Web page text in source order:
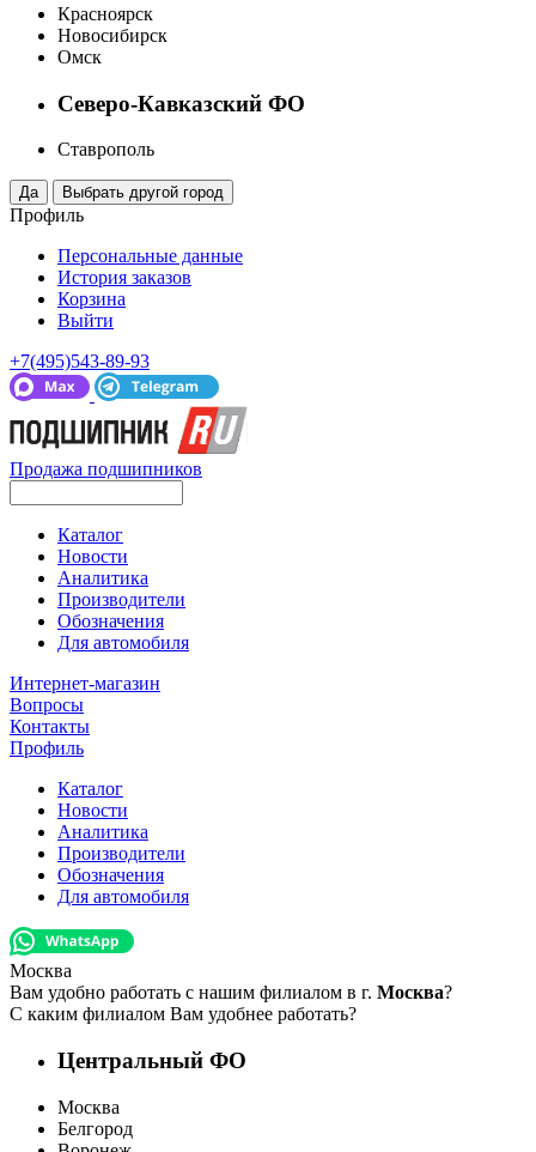
Красноярск
Новосибирск
Омск
Северо-Кавказский ФО
Ставрополь
Профиль
Персональные данные
История заказов
Корзина
Выйти
+7(495)543-89-93
Продажа подшипников
Каталог
Новости
Аналитика
Производители
Обозначения
Для автомобиля
Интернет-магазин
Вопросы
Контакты
Профиль
Каталог
Новости
Аналитика
Производители
Обозначения
Для автомобиля
Москва
Вам удобно работать с нашим филиалом в г. Москва?
С каким филиалом Вам удобнее работать?
Центральный ФО
Москва
Белгород